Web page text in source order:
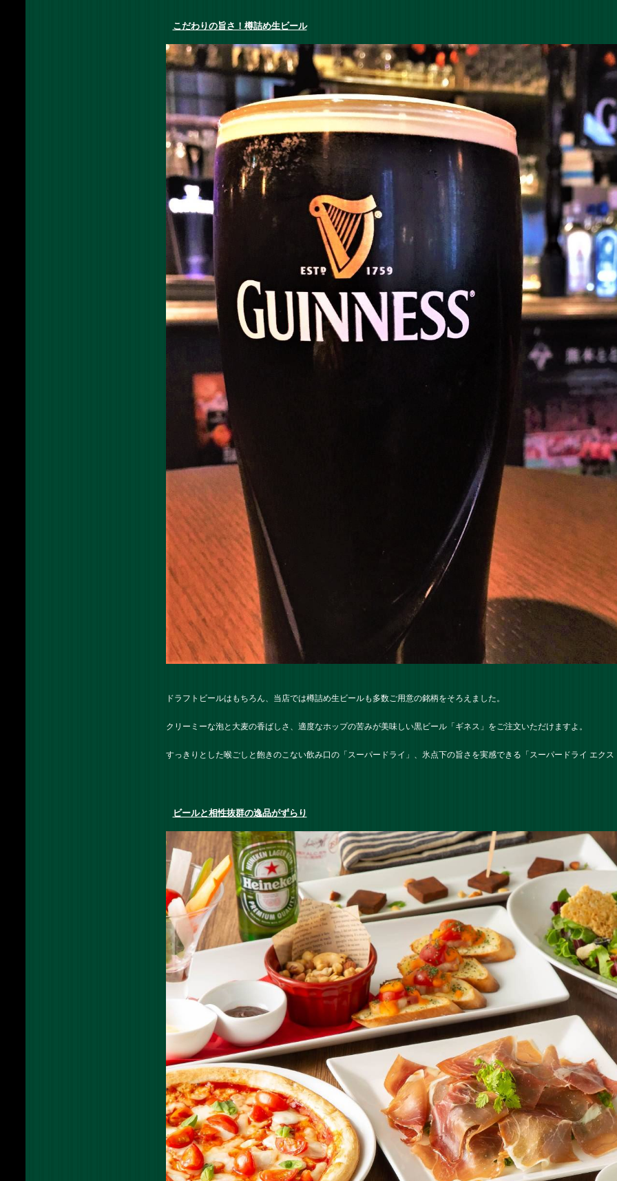
こだわりの旨さ！樽詰め生ビール
ドラフトビールはもちろん、当店では樽詰め生ビールも多数ご用意の銘柄をそろえました。
クリーミーな泡と大麦の香ばしさ、適度なホップの苦みが美味しい黒ビール「ギネス」をご注文いただけますよ。
すっきりとした喉ごしと飽きのこない飲み口の「スーパードライ」、氷点下の旨さを実感できる「スーパードライ エク
ビールと相性抜群の逸品がずらり